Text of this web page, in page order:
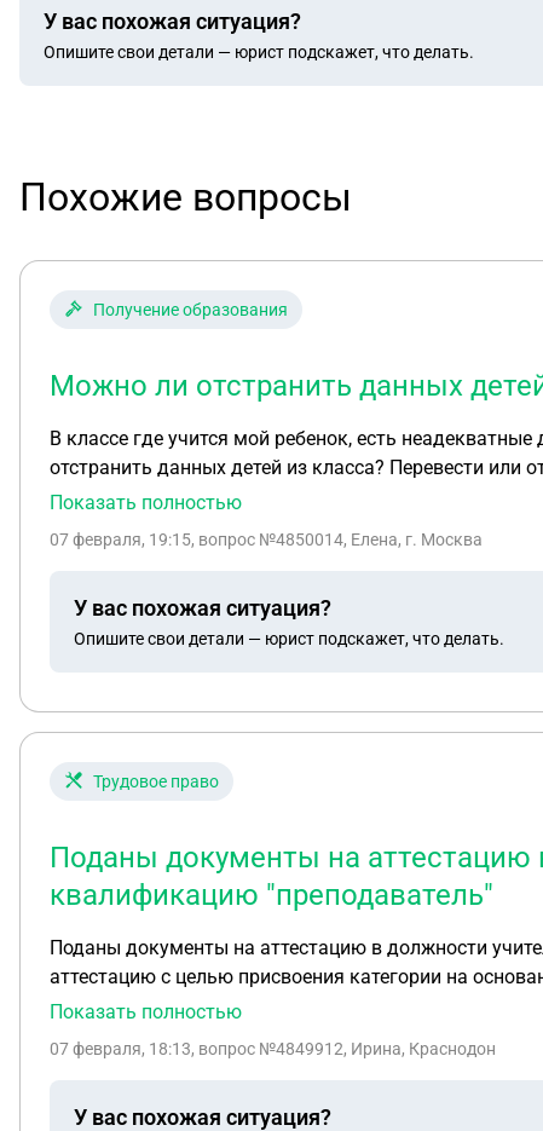
У вас похожая ситуация?
Опишите свои детали — юрист подскажет, что делать.
Похожие вопросы
Получение образования
Можно ли отстранить данных
В классе где учится мой ребенок, есть
отстранить данных детей из класса? Перевести или
Показать полностью
07 февраля, 19:15, вопрос №4850014, Елена, г. Москва
У вас похожая ситуация?
Опишите свои детали — юрист подскажет, что делать.
Трудовое право
Поданы документы на аттестацию
квалификацию "преподаватель"
Поданы документы на аттестацию в должности
аттестацию с целью присвоения категории на
Показать полностью
07 февраля, 18:13, вопрос №4849912, Ирина, Краснодон
У вас похожая ситуация?